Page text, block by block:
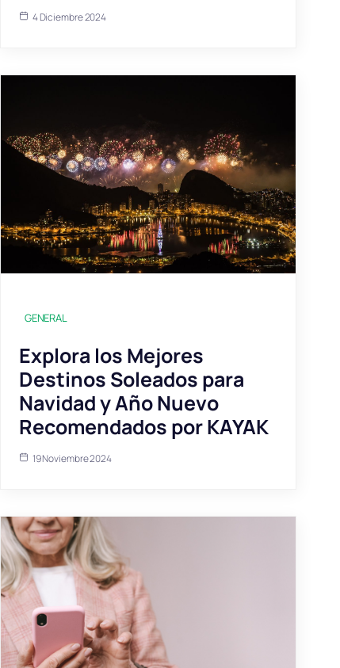
4 Diciembre 2024
GENERAL
Explora los Mejores
Destinos Soleados para
Navidad y Año Nuevo
Recomendados por KAYAK
19 Noviembre 2024